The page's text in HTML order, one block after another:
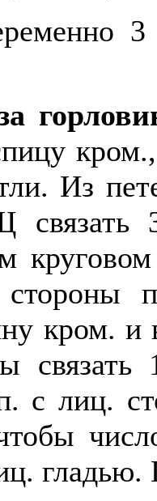
Из
кром. и
с лиц.
гладью.